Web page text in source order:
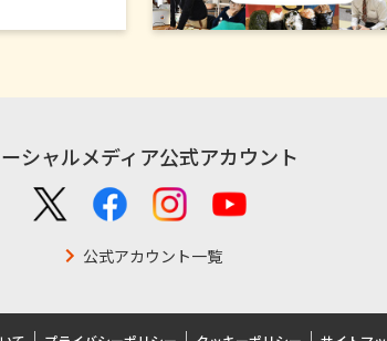
シャルメディア公式アカウント
公式アカウント一覧